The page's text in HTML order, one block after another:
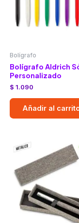
Bolígrafo
Bolígrafo Aldrich
Personalizado
$ 1.090
Añadir al